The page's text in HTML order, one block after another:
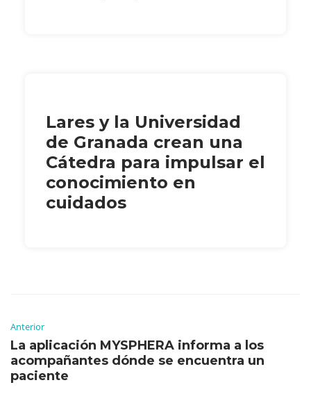
Lares y la Universidad
de Granada crean una
Cátedra para impulsar el
conocimiento en
cuidados
Anterior
La aplicación MYSPHERA informa a los
acompañantes dónde se encuentra un
paciente